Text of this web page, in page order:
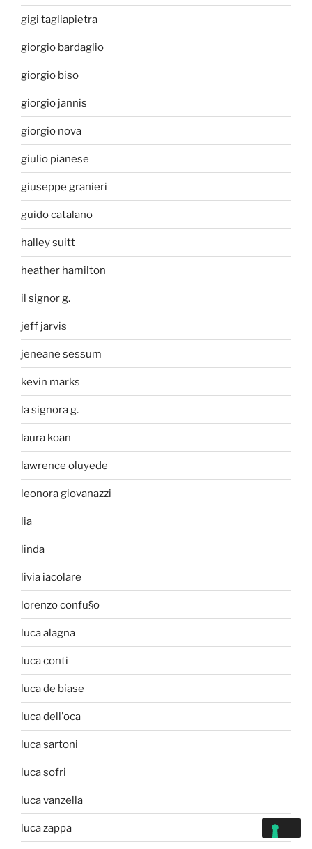
gigi tagliapietra
giorgio bardaglio
giorgio biso
giorgio jannis
giorgio nova
giulio pianese
giuseppe granieri
guido catalano
halley suitt
heather hamilton
il signor g.
jeff jarvis
jeneane sessum
kevin marks
la signora g.
laura koan
lawrence oluyede
leonora giovanazzi
lia
linda
livia iacolare
lorenzo confu§o
luca alagna
luca conti
luca de biase
luca dell'oca
luca sartoni
luca sofri
luca vanzella
luca zappa